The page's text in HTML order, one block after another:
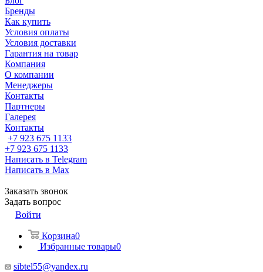
Бренды
Как купить
Условия оплаты
Условия доставки
Гарантия на товар
Компания
О компании
Менеджеры
Контакты
Партнеры
Галерея
Контакты
+7 923 675 1133
+7 923 675 1133
Написать в Telegram
Написать в Max
Заказать звонок
Задать вопрос
Войти
Корзина0
Избранные товары0
sibtel55@yandex.ru